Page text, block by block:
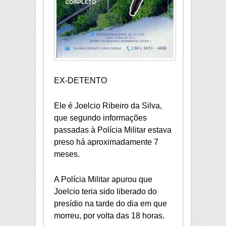
EX-DETENTO
Ele é Joelcio Ribeiro da Silva,
que segundo informações
passadas à Polícia Militar estava
preso há aproximadamente 7
meses.
A Polícia Militar apurou que
Joelcio teria sido liberado do
presídio na tarde do dia em que
morreu, por volta das 18 horas.